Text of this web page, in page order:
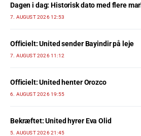
Dagen i dag: Historisk dato med flere
7. AUGUST 2026 12:53
Officielt: United sender Bayindir på leje
7. AUGUST 2026 11:12
Officielt: United henter Orozco
6. AUGUST 2026 19:55
Bekræftet: United hyrer Eva Olid
5. AUGUST 2026 21:45